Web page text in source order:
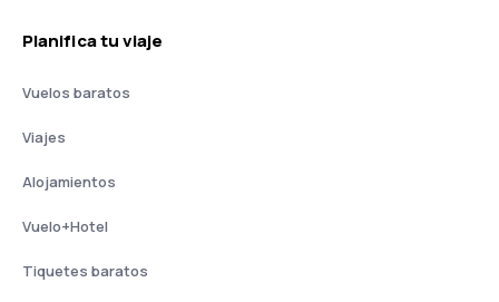
Planifica tu viaje
Vuelos baratos
Viajes
Alojamientos
Vuelo+Hotel
Tiquetes baratos